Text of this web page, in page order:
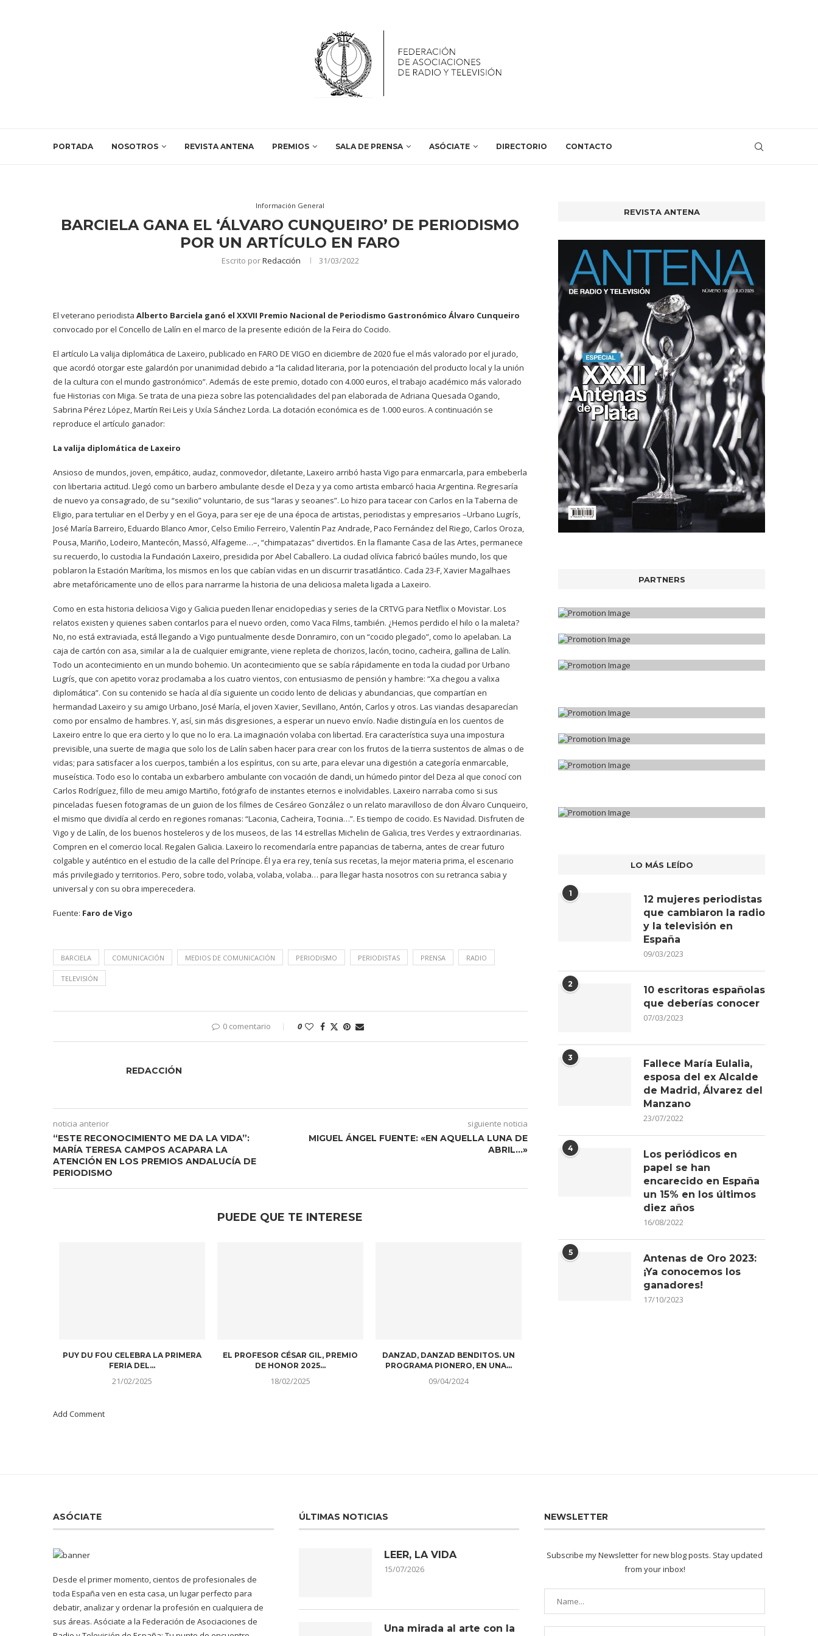
PORTADA NOSOTROS REVISTA ANTENA PREMIOS SALA DE PRENSA ASÓCIATE DIRECTORIO CONTACTO
Información General
BARCIELA GANA EL ‘ÁLVARO CUNQUEIRO’ DE PERIODISMO
POR UN ARTÍCULO EN FARO
Escrito porRedacción 31/03/2022
El veterano periodista Alberto Barciela ganó el XXVII Premio Nacional de Periodismo Gastronómico Álvaro Cunqueiro
convocado por el Concello de Lalín en el marco de la presente edición de la Feira do Cocido.
El artículo La valija diplomática de Laxeiro, publicado en FARO DE VIGO en diciembre de 2020 fue el más valorado por el jurado,
que acordó otorgar este galardón por unanimidad debido a “la calidad literaria, por la potenciación del producto local y la unión
de la cultura con el mundo gastronómico”. Además de este premio, dotado con 4.000 euros, el trabajo académico más valorado
fue Historias con Miga. Se trata de una pieza sobre las potencialidades del pan elaborada de Adriana Quesada Ogando,
Sabrina Pérez López, Martín Rei Leis y Uxía Sánchez Lorda. La dotación económica es de 1.000 euros. A continuación se
reproduce el artículo ganador:
La valija diplomática de Laxeiro
Ansioso de mundos, joven, empático, audaz, conmovedor, diletante, Laxeiro arribó hasta Vigo para enmarcarla, para embeberla
con libertaria actitud. Llegó como un barbero ambulante desde el Deza y ya como artista embarcó hacia Argentina. Regresaría
de nuevo ya consagrado, de su “sexilio” voluntario, de sus “laras y seoanes”. Lo hizo para tacear con Carlos en la Taberna de
Eligio, para tertuliar en el Derby y en el Goya, para ser eje de una época de artistas, periodistas y empresarios –Urbano Lugrís,
José María Barreiro, Eduardo Blanco Amor, Celso Emilio Ferreiro, Valentín Paz Andrade, Paco Fernández del Riego, Carlos Oroza,
Pousa, Mariño, Lodeiro, Mantecón, Massó, Alfageme…–, “chimpatazas” divertidos. En la flamante Casa de las Artes, permanece
su recuerdo, lo custodia la Fundación Laxeiro, presidida por Abel Caballero. La ciudad olívica fabricó baúles mundo, los que
poblaron la Estación Marítima, los mismos en los que cabían vidas en un discurrir trasatlántico. Cada 23-F, Xavier Magalhaes
abre metafóricamente uno de ellos para narrarme la historia de una deliciosa maleta ligada a Laxeiro.
Como en esta historia deliciosa Vigo y Galicia pueden llenar enciclopedias y series de la CRTVG para Netflix o Movistar. Los
relatos existen y quienes saben contarlos para el nuevo orden, como Vaca Films, también. ¿Hemos perdido el hilo o la maleta?
No, no está extraviada, está llegando a Vigo puntualmente desde Donramiro, con un “cocido plegado”, como lo apelaban. La
caja de cartón con asa, similar a la de cualquier emigrante, viene repleta de chorizos, lacón, tocino, cacheira, gallina de Lalín.
Todo un acontecimiento en un mundo bohemio. Un acontecimiento que se sabía rápidamente en toda la ciudad por Urbano
Lugrís, que con apetito voraz proclamaba a los cuatro vientos, con entusiasmo de pensión y hambre: “Xa chegou a valixa
diplomática”. Con su contenido se hacía al día siguiente un cocido lento de delicias y abundancias, que compartían en
hermandad Laxeiro y su amigo Urbano, José María, el joven Xavier, Sevillano, Antón, Carlos y otros. Las viandas desaparecían
como por ensalmo de hambres. Y, así, sin más disgresiones, a esperar un nuevo envío. Nadie distinguía en los cuentos de
Laxeiro entre lo que era cierto y lo que no lo era. La imaginación volaba con libertad. Era característica suya una impostura
previsible, una suerte de magia que solo los de Lalín saben hacer para crear con los frutos de la tierra sustentos de almas o de
vidas; para satisfacer a los cuerpos, también a los espíritus, con su arte, para elevar una digestión a categoría enmarcable,
museística. Todo eso lo contaba un exbarbero ambulante con vocación de dandi, un húmedo pintor del Deza al que conocí con
Carlos Rodríguez, fillo de meu amigo Martiño, fotógrafo de instantes eternos e inolvidables. Laxeiro narraba como si sus
pinceladas fuesen fotogramas de un guion de los filmes de Cesáreo González o un relato maravilloso de don Álvaro Cunqueiro,
el mismo que dividía al cerdo en regiones romanas: “Laconia, Cacheira, Tocinia…”. Es tiempo de cocido. Es Navidad. Disfruten de
Vigo y de Lalín, de los buenos hosteleros y de los museos, de las 14 estrellas Michelin de Galicia, tres Verdes y extraordinarias.
Compren en el comercio local. Regalen Galicia. Laxeiro lo recomendaría entre papancias de taberna, antes de crear futuro
colgable y auténtico en el estudio de la calle del Príncipe. Él ya era rey, tenía sus recetas, la mejor materia prima, el escenario
más privilegiado y territorios. Pero, sobre todo, volaba, volaba, volaba… para llegar hasta nosotros con su retranca sabia y
universal y con su obra imperecedera.
Fuente: Faro de Vigo
BARCIELA COMUNICACIÓN MEDIOS DE COMUNICACIÓN PERIODISMO PERIODISTAS PRENSA RADIO
TELEVISIÓN
0 comentario 0
REDACCIÓN
noticia anterior
“ESTE RECONOCIMIENTO ME DA LA VIDA”:
MARÍA TERESA CAMPOS ACAPARA LA
ATENCIÓN EN LOS PREMIOS ANDALUCÍA DE
PERIODISMO
siguiente noticia
MIGUEL ÁNGEL FUENTE: «EN AQUELLA LUNA DE
ABRIL…»
PUEDE QUE TE INTERESE
PUY DU FOU CELEBRA LA PRIMERA
FERIA DEL...
21/02/2025
EL PROFESOR CÉSAR GIL, PREMIO
DE HONOR 2025...
18/02/2025
DANZAD, DANZAD BENDITOS. UN
PROGRAMA PIONERO, EN UNA...
09/04/2024
Add Comment
REVISTA ANTENA
PARTNERS
LO MÁS LEÍDO
1
12 mujeres periodistas
que cambiaron la radio
y la televisión en
España
09/03/2023
2
10 escritoras españolas
que deberías conocer
07/03/2023
3
Fallece María Eulalia,
esposa del ex Alcalde
de Madrid, Álvarez del
Manzano
23/07/2022
4
Los periódicos en
papel se han
encarecido en España
un 15% en los últimos
diez años
16/08/2022
5
Antenas de Oro 2023:
¡Ya conocemos los
ganadores!
17/10/2023
ASÓCIATE
Desde el primer momento, cientos de profesionales de
toda España ven en esta casa, un lugar perfecto para
debatir, analizar y ordenar la profesión en cualquiera de
sus áreas. Asóciate a la Federación de Asociaciones de
ÚLTIMAS NOTICIAS
LEER, LA VIDA
15/07/2026
Una mirada al arte con la
NEWSLETTER
Subscribe my Newsletter for new blog posts. Stay updated
from your inbox!